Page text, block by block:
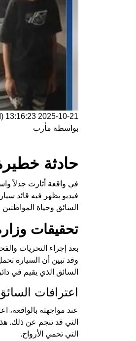
2025-10-21 13:16:23
بواسطة مأرب
حادثة
في واقعة أثارت جدلاً
فيديو يظهر فيه قائد
السائق وحياة
تحقيقات
بعد إجراء التحريات
وقد تبين أن السيارة
السائق الذي يقيم في
اعترافات
عند مواجهته بالواقعة،
التي قد تنجم عن ذلك.
التي تحمي الأرواح.